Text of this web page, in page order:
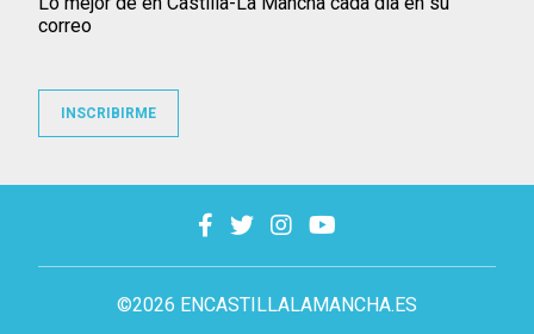
©2026 ENCASTILLALAMANCHA.ES
correo
INSCRIBIRME